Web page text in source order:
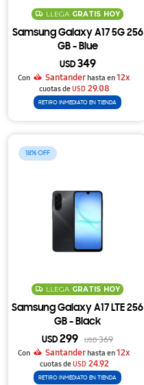
LLEGA GRATIS HOY
Samsung Galaxy A17 5G 256
GB - Blue
USD 349
Con Santanderhasta en12x
cuotas deUSD 29.08
RETIRO INMEDIATO EN TIENDA
18
LLEGA GRATIS HOY
Samsung Galaxy A17 LTE 256
GB - Black
USD 299 USD369
Con
Santanderhasta en12x
cuotas deUSD 24.92
RETIRO INMEDIATO EN TIENDA